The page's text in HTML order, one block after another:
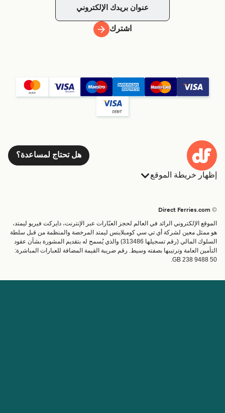
اشترك
هل تحتاج لمساعدة؟
إظهار خريطة الموقع
البلدان
خدمات الزبائن
الباحث عن الرحلات والموانئ
تذاكر العبّارة
العبارات
شحن
عبارة صغيرة
القطار والعبارة
الموقع الإلكتروني الرائد في العالم لحجز العبّارات عبر الإنترنت، دايركت فيريو ليمتد،
هو ممثل معين لشركة أي تي سي كومبلاينس ليمتد المرخصة والمنظمة من قبل سلطة
السلوك المالي (رقم تسجيلها 313486) والذي يُسمح له بتقديم المشورة بشأن عقود
التأمين العامة وترتيبها بصفته وسيط. رقم ضريبة القيمة المضافة للعبارات المباشرة:
GB 238 9488 50.